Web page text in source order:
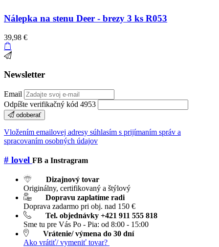
Nálepka na stenu Deer - brezy 3 ks R053
39,98 €
Newsletter
Email
Odpíšte verifikačný kód 4953
odoberať
Vložením emailovej adresy súhlasím s prijímaním správ a
spracovaním osobných údajov
# lovel FB a Instragram
Dizajnový tovar
Originálny, certifikovaný a štýlový
Dopravu zaplatíme radi
Doprava zadarmo pri obj. nad 150 €
Tel. objednávky +421 911 555 818
Sme tu pre Vás Po - Pia: od 8:00 - 15:00
Vrátenie/ výmena do 30 dní
Ako vrátiť/ vymeniť tovar?